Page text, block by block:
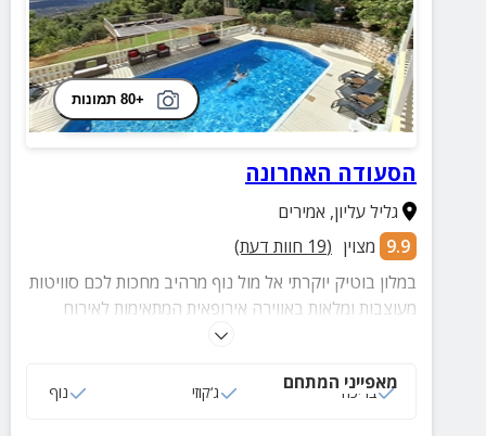
+80 תמונות
הסעודה האחרונה
גליל עליון, אמירים
9.9 מצוין (
19 חוות דעת)
במלון בוטיק יוקרתי אל מול נוף מרהיב מחכות לכם סוויטות
מעוצבות ומלאות באווירה אירופאית המתאימות לאירוח
זוגות. במלון תיהנו מג'קוזי ספא פרטי בסוויטות, בריכה, אח
מאפייני המתחם
בריכה ג‘קוזי נוף